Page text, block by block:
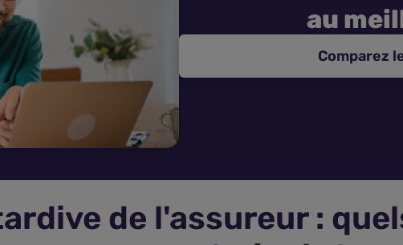
au
Comparez
de l'assureur :